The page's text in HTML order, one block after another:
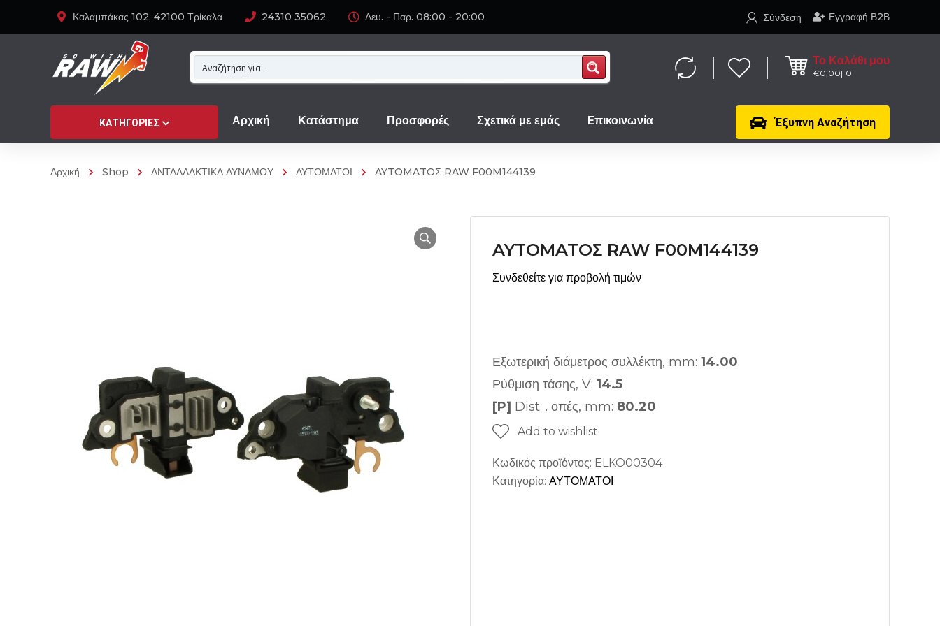
Καλαμπάκας 102, 42100 Τρίκαλα 24310 35062 Δευ. - Παρ. 08:00 - 20:00 Εγγραφή Β2Β
Σύνδεση
Το Καλάθι μου
€0,00 0
Έξυπνη Αναζήτηση
ΚΑΤΗΓΟΡΊΕΣ Αρχική Κατάστημα Προσφορές Σχετικά με εμάς Eπικοινωνία
Αρχική Shop ΑΝΤΑΛΛΑΚΤΙΚΑ ΔΥΝΑΜΟΥ ΑΥΤΟΜΑΤΟΙ AYTOMATOΣ RAW F00M144139
AYTOMATOΣ RAW F00M144139
Συνδεθείτε για προβολή τιμών
Εξωτερική διάμετρος συλλέκτη, mm: 14.00
Ρύθμιση τάσης, V: 14.5
[P] Dist. . οπές, mm: 80.20
Add to wishlist
Κωδικός προϊόντος: ELKO00304
Κατηγορία: ΑΥΤΟΜΑΤΟΙ